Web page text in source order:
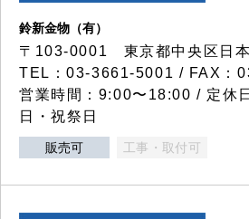
鈴新金物（有）
〒103-0001 東京都中央区日
TEL：03-3661-5001 / FAX：
営業時間：9:00〜18:00 / 定休
日・祝祭日
販売可 工事・取付可